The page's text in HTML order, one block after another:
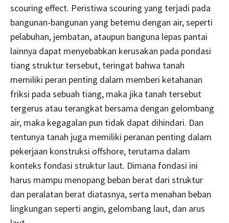
scouring effect. Peristiwa scouring yang terjadi pada
bangunan-bangunan yang betemu dengan air, seperti
pelabuhan, jembatan, ataupun banguna lepas pantai
lainnya dapat menyebabkan kerusakan pada pondasi
tiang struktur tersebut, teringat bahwa tanah
memiliki peran penting dalam memberi ketahanan
friksi pada sebuah tiang, maka jika tanah tersebut
tergerus atau terangkat bersama dengan gelombang
air, maka kegagalan pun tidak dapat dihindari. Dan
tentunya tanah juga memiliki peranan penting dalam
pekerjaan konstruksi offshore, terutama dalam
konteks fondasi struktur laut. Dimana fondasi ini
harus mampu menopang beban berat dari struktur
dan peralatan berat diatasnya, serta menahan beban
lingkungan seperti angin, gelombang laut, dan arus